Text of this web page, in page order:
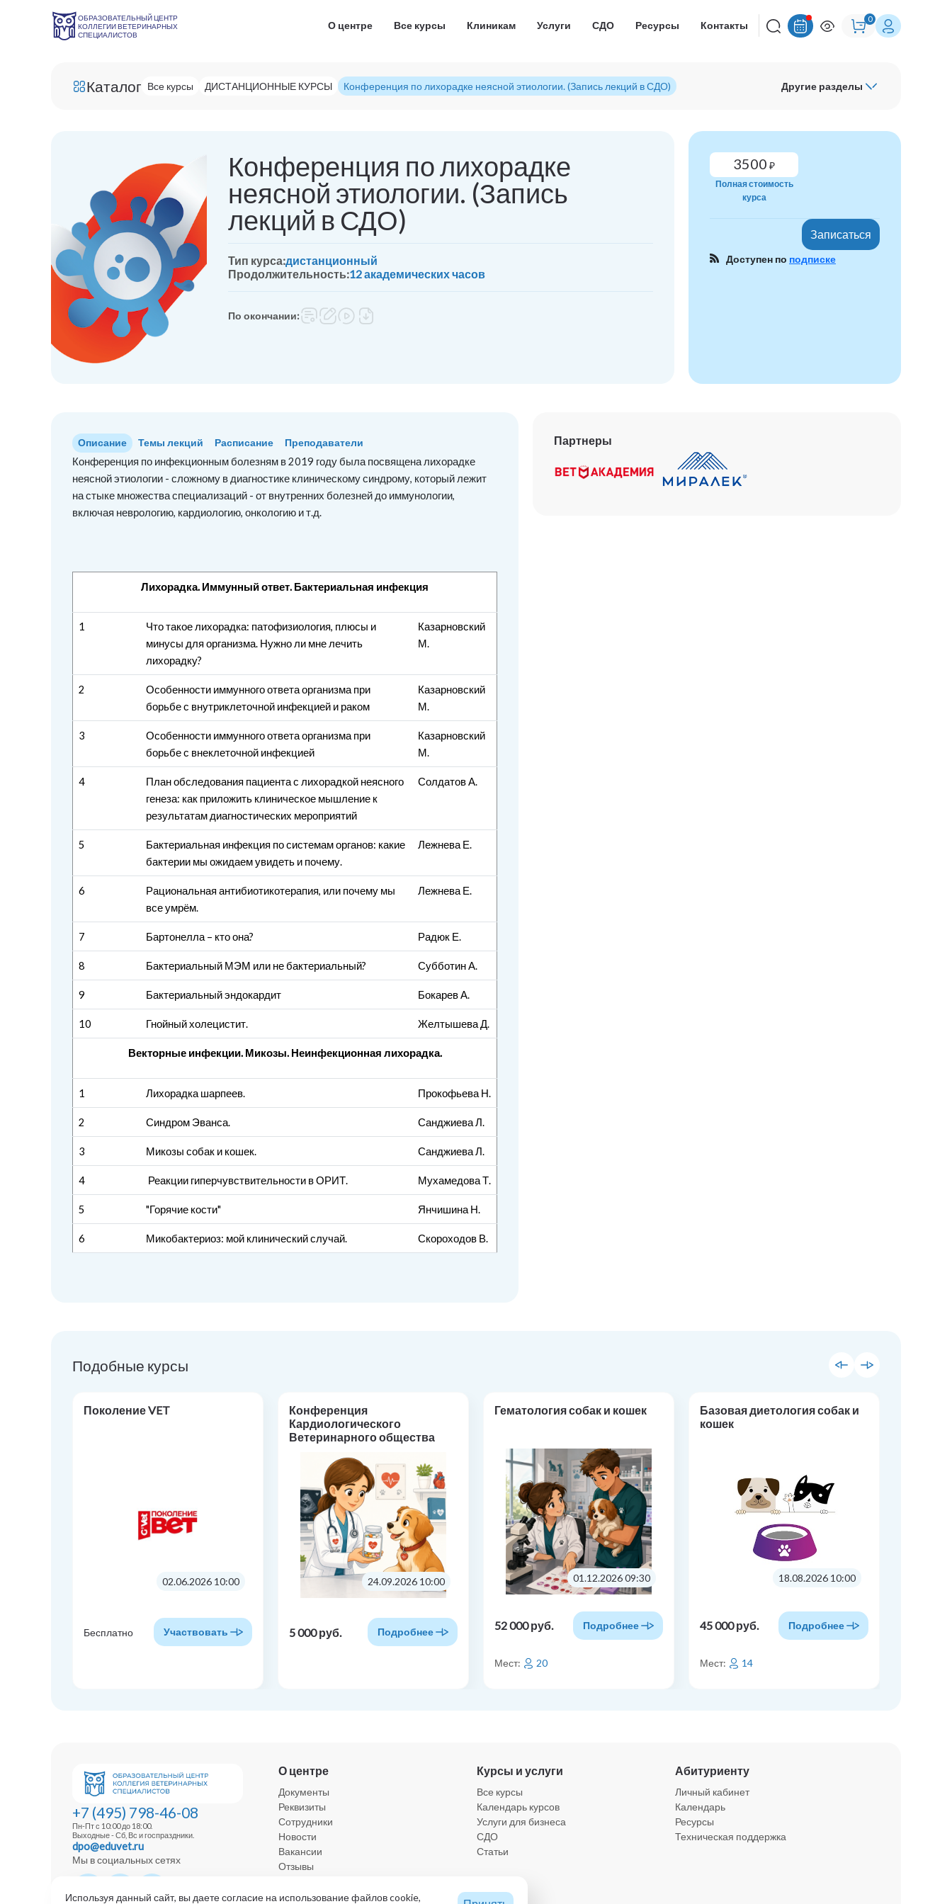
ОБРАЗОВАТЕЛЬНЫЙ ЦЕНТР
КОЛЛЕГИИ ВЕТЕРИНАРНЫХ
СПЕЦИАЛИСТОВ
О центре Все курсы Клиникам Услуги СДО Ресурсы Контакты
0
Каталог Все курсы ДИСТАНЦИОННЫЕ КУРСЫ Конференция по лихорадке неясной этиологии. (Запись лекций в СДО) Другие разделы
Конференция по лихорадке
неясной этиологии. (Запись
лекций в СДО)
Тип курса:дистанционный
Продолжительность:12 академических часов
По окончании:
3500 ₽
Полная стоимость
курса
Записаться
Доступен по подписке
Описание Темы лекций Расписание
Преподаватели
Конференция по инфекционным болезням в 2019 году была посвящена лихорадке
неясной этиологии - сложному в диагностике клиническому синдрому, который лежит
на стыке множества специализаций - от внутренних болезней до иммунологии,
включая неврологию, кардиологию, онкологию и т.д.
Лихорадка. Иммунный ответ. Бактериальная инфекция
1
Что такое лихорадка: патофизиология, плюсы и
минусы для организма. Нужно ли мне лечить
лихорадку?
Казарновский
М.
2
Особенности иммунного ответа организма при
борьбе с внутриклеточной инфекцией и раком
Казарновский
М.
3
Особенности иммунного ответа организма при
борьбе с внеклеточной инфекцией
Казарновский
М.
4
План обследования пациента с лихорадкой неясного
генеза: как приложить клиническое мышление к
результатам диагностических мероприятий
Солдатов А.
5
Бактериальная инфекция по системам органов: какие
бактерии мы ожидаем увидеть и почему.
Лежнева Е.
6
Рациональная антибиотикотерапия, или почему мы
все умрём.
Лежнева Е.
7 Бартонелла – кто она? Радюк Е.
8 Бактериальный МЭМ или не бактериальный? Субботин А.
9 Бактериальный эндокардит Бокарев А.
10 Гнойный холецистит. Желтышева Д.
Векторные инфекции. Микозы. Неинфекционная лихорадка.
1 Лихорадка шарпеев. Прокофьева Н.
2 Синдром Эванса. Санджиева Л.
3 Микозы собак и кошек. Санджиева Л.
4 Реакции гиперчувствительности в ОРИТ. Мухамедова Т.
5 "Горячие кости" Янчишина Н.
6 Микобактериоз: мой клинический случай. Скороходов В.
Партнеры
Подобные курсы
Поколение VET
02.06.2026 10:00
Бесплатно Участвовать
Конференция
Кардиологического
Ветеринарного общества
кардиологии: от основ к
практике»
24.09.2026 10:00
5 000 руб. Подробнее
Гематология собак и кошек
01.12.2026 09:30
52 000 руб. Подробнее
Мест: 20
Базовая диетология собак и
кошек
18.08.2026 10:00
45 000 руб. Подробнее
Мест: 14
+7 (495) 798-46-08
Пн-Пт с 10:00 до 18:00.
Выходные - Сб, Вс и госпраздники.
dpo@eduvet.ru
Мы в социальных сетях
О центре
Документы
Реквизиты
Сотрудники
Новости
Вакансии
Отзывы
Курсы и услуги
Все курсы
Календарь курсов
Услуги для бизнеса
СДО
Статьи
Абитуриенту
Личный кабинет
Календарь
Ресурсы
Техническая поддержка
Используя данный сайт, вы даете согласие на использование файлов cookie,